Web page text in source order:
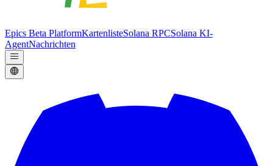
Epics Beta PlatformKartenlisteSolana RPCSolana KI-
AgentNachrichten